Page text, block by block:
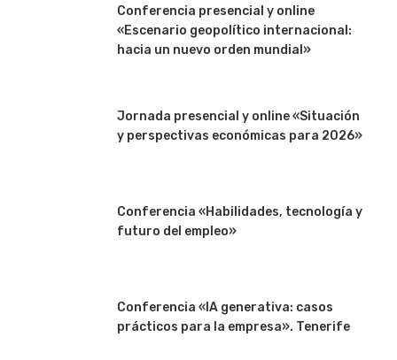
Conferencia presencial y online
«Escenario geopolítico internacional:
hacia un nuevo orden mundial»
Jornada presencial y online «Situación
y perspectivas económicas para 2026»
Conferencia «Habilidades, tecnología y
futuro del empleo»
Conferencia «IA generativa: casos
prácticos para la empresa». Tenerife